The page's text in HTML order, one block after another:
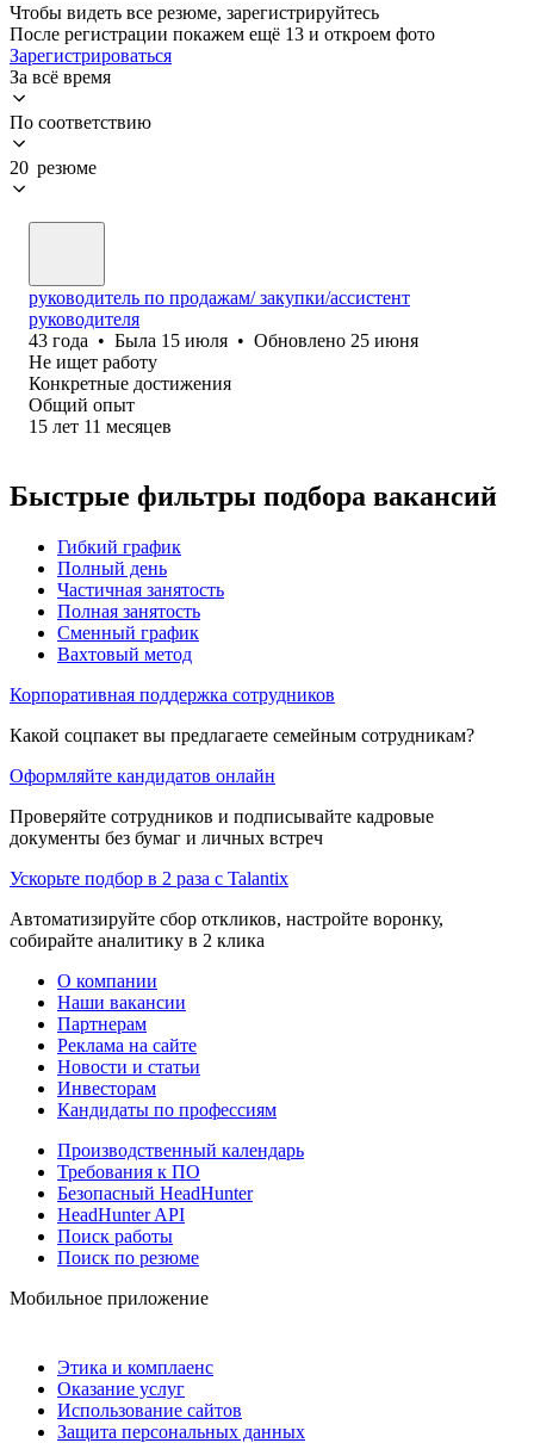
Чтобы видеть все резюме, зарегистрируйтесь
После регистрации покажем ещё 13 и откроем фото
Зарегистрироваться
За всё время
По соответствию
20 резюме
руководитель по продажам/ закупки/ассистент
руководителя
43 года • Была 15 июля • Обновлено 25 июня
Не ищет работу
Конкретные достижения
Общий опыт
15 лет 11 месяцев
Быстрые фильтры подбора вакансий
Гибкий график
Полный день
Частичная занятость
Полная занятость
Сменный график
Вахтовый метод
Корпоративная поддержка сотрудников
Какой соцпакет вы предлагаете семейным сотрудникам?
Оформляйте кандидатов онлайн
Проверяйте сотрудников и подписывайте кадровые
документы без бумаг и личных встреч
Ускорьте подбор в 2 раза с Talantix
Автоматизируйте сбор откликов, настройте воронку,
собирайте аналитику в 2 клика
О компании
Наши вакансии
Партнерам
Реклама на сайте
Новости и статьи
Инвесторам
Кандидаты по профессиям
Производственный календарь
Требования к ПО
Безопасный HeadHunter
HeadHunter API
Поиск работы
Поиск по резюме
Мобильное приложение
Этика и комплаенс
Оказание услуг
Использование сайтов
Защита персональных данных